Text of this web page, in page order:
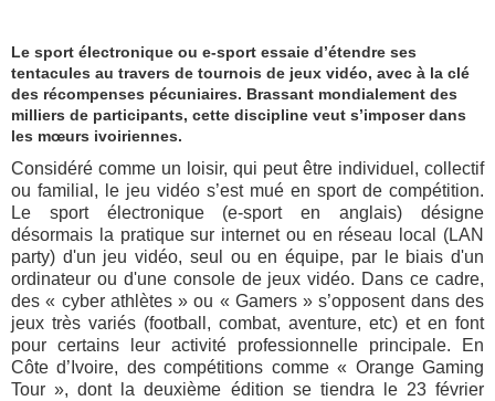
Le sport électronique ou e-sport essaie d’étendre ses
tentacules au travers de tournois de jeux vidéo, avec à la clé
des récompenses pécuniaires. Brassant mondialement des
milliers de participants, cette discipline veut s’imposer dans
les mœurs ivoiriennes.
Considéré comme un loisir, qui peut être individuel, collectif
ou familial, le jeu vidéo s’est mué en sport de compétition.
Le sport électronique (e-sport en anglais) désigne
désormais la pratique sur internet ou en réseau local (LAN
party) d'un jeu vidéo, seul ou en équipe, par le biais d'un
ordinateur ou d'une console de jeux vidéo. Dans ce cadre,
des « cyber athlètes » ou « Gamers » s’opposent dans des
jeux très variés (football, combat, aventure, etc) et en font
pour certains leur activité professionnelle principale. En
Côte d’Ivoire, des compétitions comme « Orange Gaming
Tour », dont la deuxième édition se tiendra le 23 février